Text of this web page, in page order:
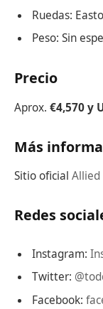
Ruedas:
Peso: Sin
Precio
Aprox. €4,570 y
Más
Sitio oficial Allied
Redes
Instagram:
Twitter:
Facebook: